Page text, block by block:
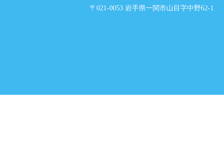
〒021-0053 岩手県一関市山目字中野62-1